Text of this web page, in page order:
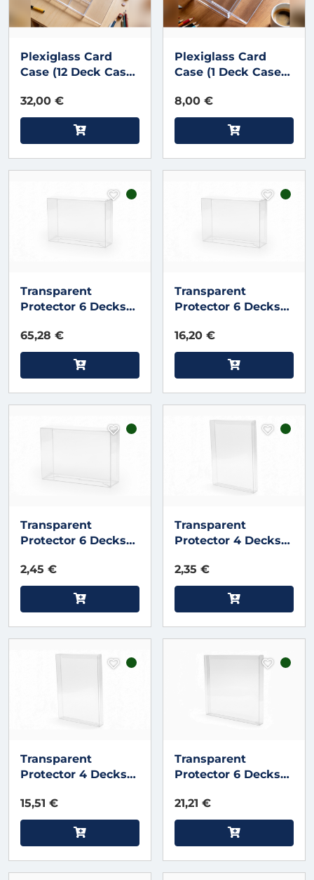
Plexiglass Card
Case (12 Deck Case)
32,00 €
Plexiglass Card
Case (1 Deck Case)
8,00 €
Transparent
Protector 6 Decks
65,28 €
Transparent
Protector 6 Decks
16,20 €
Transparent
Protector 6 Decks
2,45 €
Transparent
Protector 4 Decks
2,35 €
Transparent
Protector 4 Decks
15,51 €
Transparent
Protector 6 Decks
21,21 €